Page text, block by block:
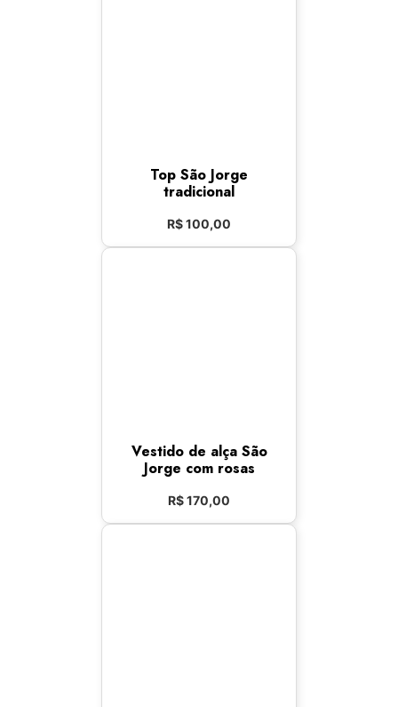
Top São Jorge
tradicional
R$100,00
Vestido de alça São
Jorge com rosas
R$170,00